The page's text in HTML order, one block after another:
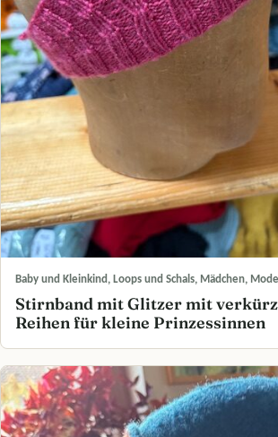
Baby und Kleinkind, Loops und Schals, Mädchen,
Stirnband mit Glitzer mit
Reihen für kleine Prinzessinnen